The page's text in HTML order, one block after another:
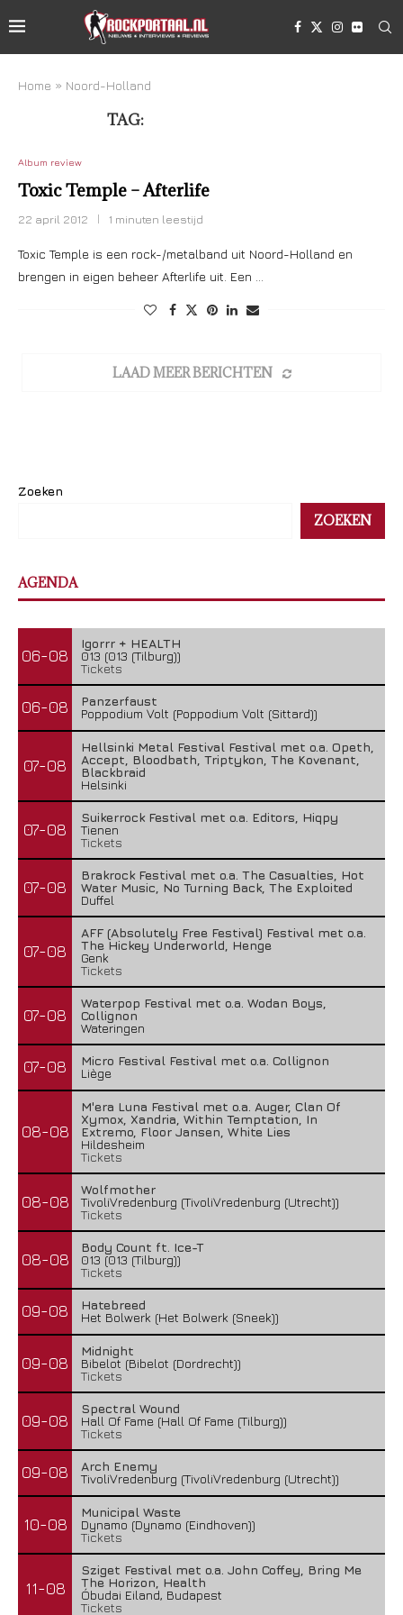
Home » Noord-Holland
TAG:
Album review
Toxic Temple – Afterlife
22 april 2012 1 minuten leestijd
Toxic Temple is een rock-/metalband uit Noord-Holland en
brengen in eigen beheer Afterlife uit. Een …
LAAD MEER BERICHTEN
Zoeken
ZOEKEN
AGENDA
06-08
Igorrr + HEALTH
013 (013 (Tilburg))
Tickets
06-08
Panzerfaust
Poppodium Volt (Poppodium Volt (Sittard))
07-08
Hellsinki Metal Festival Festival met o.a. Opeth,
Accept, Bloodbath, Triptykon, The Kovenant,
Blackbraid
Helsinki
07-08
Suikerrock Festival met o.a. Editors, Hiqpy
Tienen
Tickets
07-08
Brakrock Festival met o.a. The Casualties, Hot
Water Music, No Turning Back, The Exploited
Duffel
07-08
AFF (Absolutely Free Festival) Festival met o.a.
The Hickey Underworld, Henge
Genk
Tickets
07-08
Waterpop Festival met o.a. Wodan Boys,
Collignon
Wateringen
07-08
Micro Festival Festival met o.a. Collignon
Liège
08-08
M'era Luna Festival met o.a. Auger, Clan Of
Xymox, Xandria, Within Temptation, In
Extremo, Floor Jansen, White Lies
Hildesheim
Tickets
08-08
Wolfmother
TivoliVredenburg (TivoliVredenburg (Utrecht))
Tickets
08-08
Body Count ft. Ice-T
013 (013 (Tilburg))
Tickets
09-08
Hatebreed
Het Bolwerk (Het Bolwerk (Sneek))
09-08
Midnight
Bibelot (Bibelot (Dordrecht))
Tickets
09-08
Spectral Wound
Hall Of Fame (Hall Of Fame (Tilburg))
Tickets
09-08
Arch Enemy
TivoliVredenburg (TivoliVredenburg (Utrecht))
10-08
Municipal Waste
Dynamo (Dynamo (Eindhoven))
Tickets
11-08
Sziget Festival met o.a. John Coffey, Bring Me
The Horizon, Health
Óbudai Eiland, Budapest
Tickets